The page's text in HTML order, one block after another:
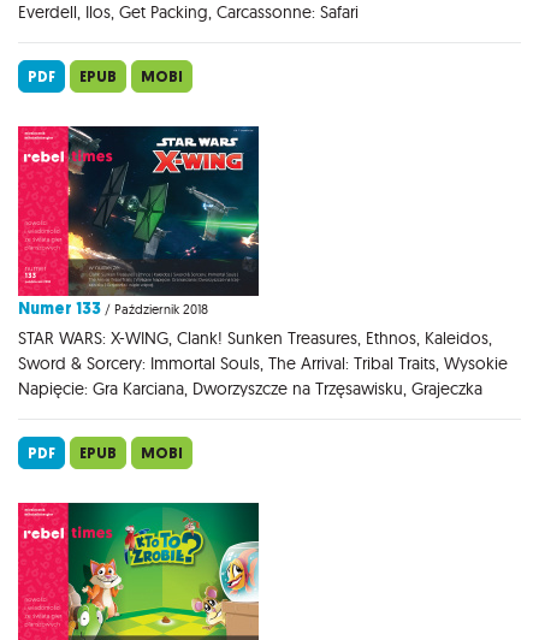
Everdell, Ilos, Get Packing, Carcassonne: Safari
PDF EPUB MOBI
Numer 133 / Październik 2018
STAR WARS: X-WING, Clank! Sunken Treasures, Ethnos, Kaleidos,
Sword & Sorcery: Immortal Souls, The Arrival: Tribal Traits, Wysokie
Napięcie: Gra Karciana, Dworzyszcze na Trzęsawisku, Grajeczka
PDF EPUB MOBI